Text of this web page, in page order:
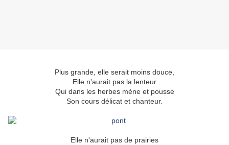
Plus grande, elle serait moins douce,
Elle n'aurait pas la lenteur
Qui dans les herbes mène et pousse
Son cours délicat et chanteur.
Elle n'aurait pas de prairies